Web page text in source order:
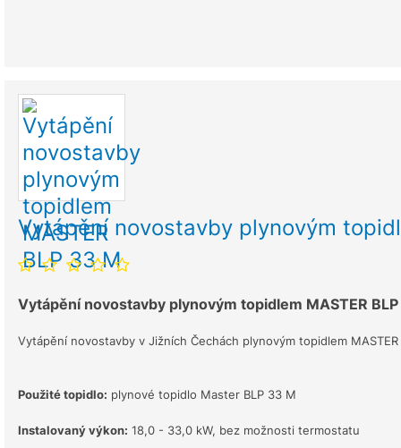
Vytápění novostavby plynovým
Vytápění novostavby plynovým topidlem MASTER
Vytápění novostavby v Jižních Čechách plynovým topidlem
Použité topidlo: plynové topidlo Master BLP 33 M
Instalovaný výkon: 18,0 - 33,0 kW, bez možnosti termostatu